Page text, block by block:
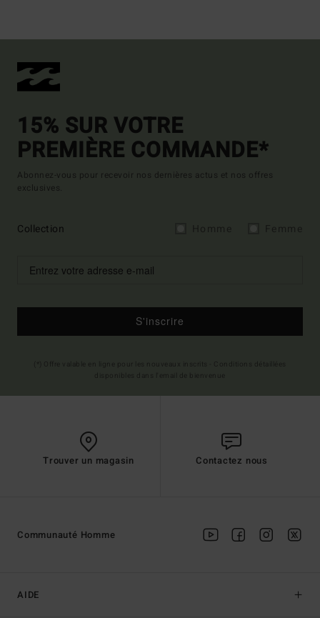
15% SUR VOTRE
PREMIÈRE COMMANDE*
Abonnez-vous pour recevoir nos dernières actus et nos offres
exclusives.
Collection
S'inscrire
Trouver un magasin Contactez nous
AIDE
Communauté Homme